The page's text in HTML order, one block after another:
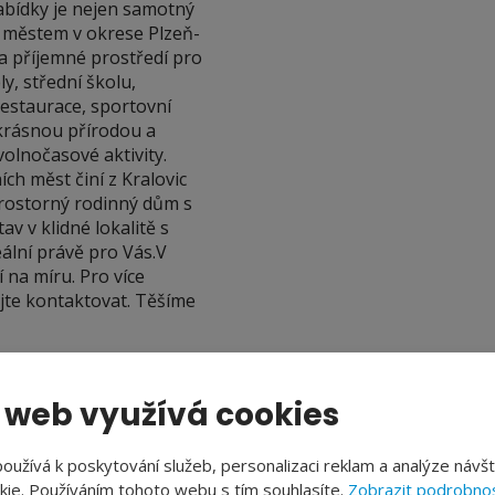
je nejen samotný
v okrese Plzeň-
příjemné prostředí pro
střední školu,
sportovní
přírodou a
aktivity.
měst činí z Kralovic
rodinný dům s
v klidné lokalitě s
právě pro Vás.V
míru. Pro více
kontaktovat. Těšíme
využívá cookies
k poskytování služeb, personalizaci reklam a analýze
Používáním tohoto webu s tím souhlasíte. Zobrazit